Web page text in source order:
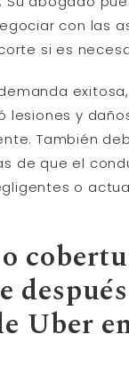
con las
si es
lesiones y
También
de que el
o
Uber